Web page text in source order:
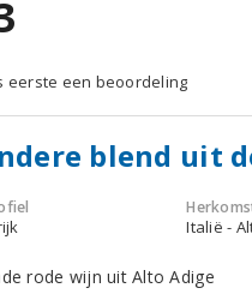
eerste een beoordeling
blend uit
Italië -
rode wijn uit Alto Adige